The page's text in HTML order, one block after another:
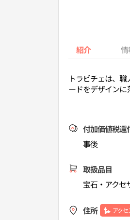
紹介
トラビチェは、
ードをデザインに
付加価値税還
事後
取扱品目
宝石・アクセ
住所 アクセ